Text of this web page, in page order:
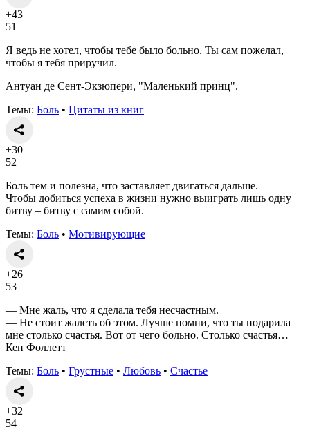
+43
51
Я ведь не хотел, чтобы тебе было больно. Ты сам пожелал,
чтобы я тебя приручил.
Антуан де Сент-Экзюпери, "Маленький принц".
Темы: Боль • Цитаты из книг
+30
52
Боль тем и полезна, что заставляет двигаться дальше.
Чтобы добиться успеха в жизни нужно выиграть лишь одну
битву – битву с самим собой.
Темы: Боль • Мотивирующие
+26
53
— Мне жаль, что я сделала тебя несчастным.
— Не стоит жалеть об этом. Лучше помни, что ты подарила
мне столько счастья. Вот от чего больно. Столько счастья…
Кен Фоллетт
Темы: Боль • Грустные • Любовь • Счастье
+32
54